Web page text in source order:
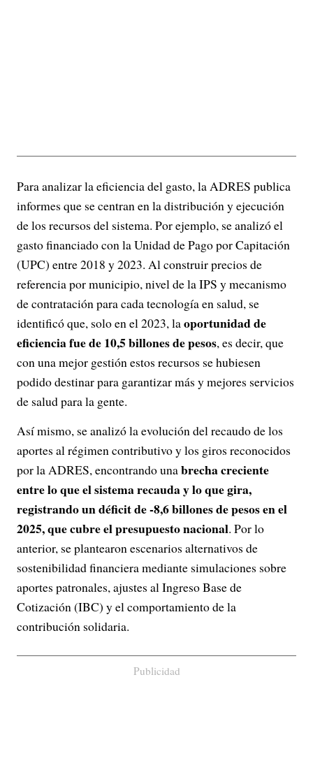
Para analizar la eficiencia del gasto, la ADRES publica
informes que se centran en la distribución y ejecución
de los recursos del sistema. Por ejemplo, se analizó el
gasto financiado con la Unidad de Pago por Capitación
(UPC) entre 2018 y 2023. Al construir precios de
referencia por municipio, nivel de la IPS y mecanismo
de contratación para cada tecnología en salud, se
identificó que, solo en el 2023, laoportunidad de
eficiencia fue de 10,5 billones de pesos, es decir, que
con una mejor gestión estos recursos se hubiesen
podido destinar para garantizar más y mejores servicios
de salud para la gente.
Así mismo, se analizó la evolución del recaudo de los
aportes al régimen contributivo y los giros reconocidos
por la ADRES, encontrando unabrecha creciente
entre lo que el sistema recauda y lo que gira,
registrando un déficit de -8,6 billones de pesos en el
2025, que cubre el presupuesto nacional. Por lo
anterior, se plantearon escenarios alternativos de
sostenibilidad financiera mediante simulaciones sobre
aportes patronales, ajustes al Ingreso Base de
Cotización (IBC) y el comportamiento de la
contribución solidaria.
Publicidad